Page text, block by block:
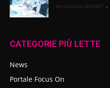
-
CATEGORIE PIÙ LETTE
News
Portale Focus On